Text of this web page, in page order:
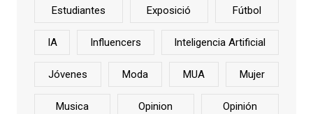
Estudiantes Exposició Fútbol
IA Influencers Inteligencia Artificial
Jóvenes Moda MUA Mujer
Musica Opinion Opinión